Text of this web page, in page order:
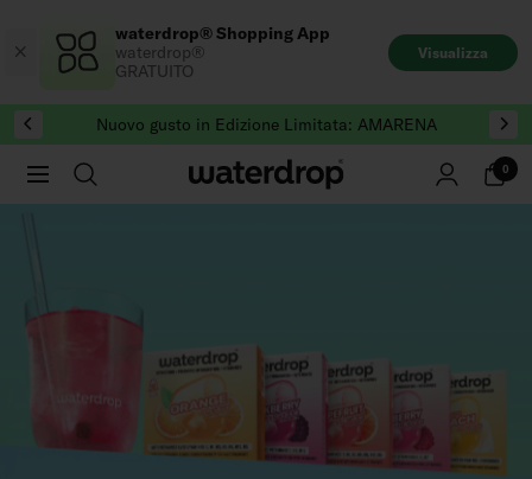
contenuto
waterdrop® Shopping App
waterdrop®
GRATUITO
Visualizza
Nuovo gusto in Edizione Limitata: AMARENA
0